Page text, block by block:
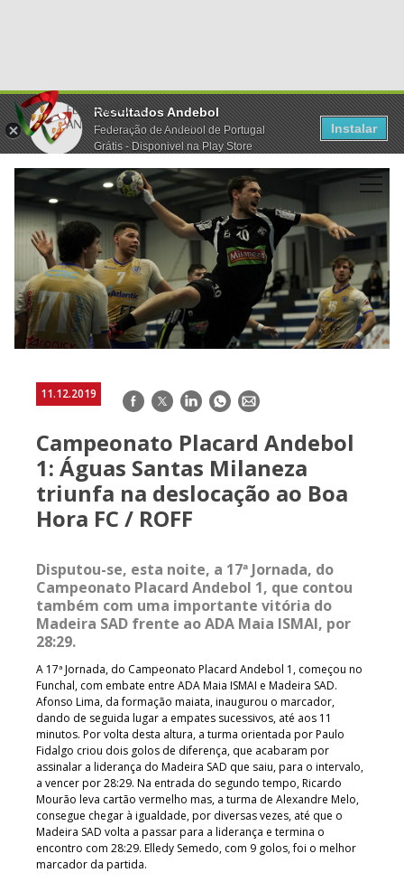
Resultados Andebol
Federação de Andebol de Portugal
Grátis - Disponivel na Play Store
Instalar
11.12.2019 Facebook
TwitterLinkedInWhatsApp
E-
Campeonato Placard Andebol
1: Águas Santas Milaneza
triunfa na deslocação ao Boa
Hora FC / ROFF
Disputou-se, esta noite, a 17ª Jornada, do
Campeonato Placard Andebol 1, que contou
também com uma importante vitória do
Madeira SAD frente ao ADA Maia ISMAI, por
28:29.
A 17ª Jornada, do Campeonato Placard Andebol 1, começou no
Funchal, com embate entre ADA Maia ISMAI e Madeira SAD.
Afonso Lima, da formação maiata, inaugurou o marcador,
dando de seguida lugar a empates sucessivos, até aos 11
minutos. Por volta desta altura, a turma orientada por Paulo
Fidalgo criou dois golos de diferença, que acabaram por
assinalar a liderança do Madeira SAD que saiu, para o intervalo,
a vencer por 28:29. Na entrada do segundo tempo, Ricardo
Mourão leva cartão vermelho mas, a turma de Alexandre Melo,
consegue chegar à igualdade, por diversas vezes, até que o
Madeira SAD volta a passar para a liderança e termina o
encontro com 28:29. Elledy Semedo, com 9 golos, foi o melhor
marcador da partida.